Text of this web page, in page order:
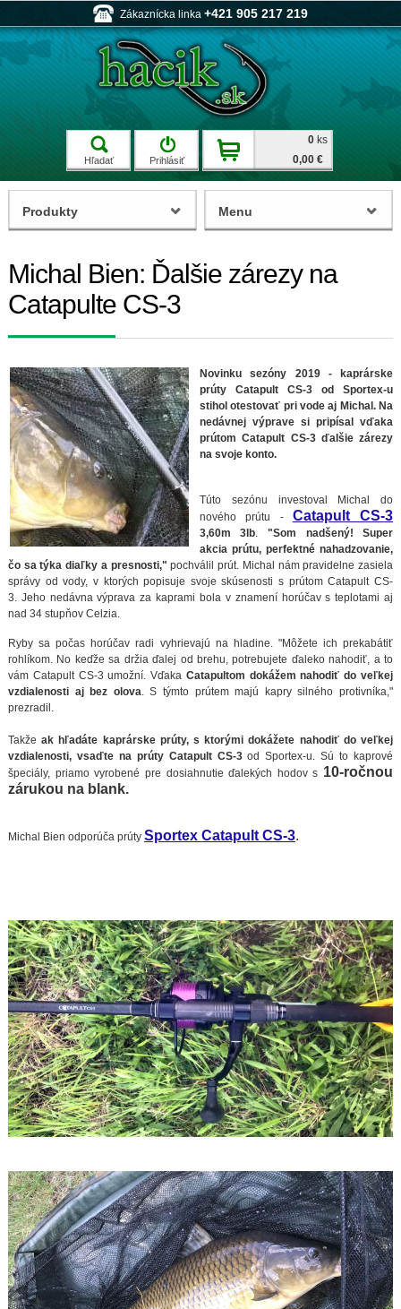
Zákaznícka linka +421 905 217 219
Hľadať Prihlásiť
0 ks
0,00 €
Michal Bien: Ďalšie zárezy na
Catapulte CS-3
Novinku sezóny 2019 - kaprárske
prúty Catapult CS-3 od Sportex-u
stihol otestovať pri vode aj Michal. Na
nedávnej výprave si pripísal vďaka
prútom Catapult CS-3 ďalšie zárezy
na svoje konto.
Túto sezónu investoval Michal do
nového prútu - Catapult CS-3
3,60m 3lb ."Som nadšený! Super
akcia prútu, perfektné nahadzovanie,
čo sa týka diaľky a presnosti," pochválil prút. Michal nám pravidelne zasiela
správy od vody, v ktorých popisuje svoje skúsenosti s prútom Catapult CS-
3. Jeho nedávna výprava za kaprami bola v znamení horúčav s teplotami aj
nad 34 stupňov Celzia.
Ryby sa počas horúčav radi vyhrievajú na hladine. "Môžete ich prekabátiť
rohlíkom. No keďže sa držia ďalej od brehu, potrebujete ďaleko nahodiť, a to
vám Catapult CS-3 umožní. Vďaka Catapultom dokážem nahodiť do veľkej
vzdialenosti aj bez olova . S týmto prútem majú kapry silného protivníka,"
prezradil.
Takžeak hľadáte kaprárske prúty, s ktorými dokážete nahodiť do veľkej
vzdialenosti, vsaďte na prúty Catapult CS-3od Sportex-u. Sú to kaprové
špeciály, priamo vyrobené pre dosiahnutie ďalekých hodov s 10-ročnou
zárukou na blank.
Michal Bien odporúča prúty Sportex Catapult CS-3.
Produkty Menu